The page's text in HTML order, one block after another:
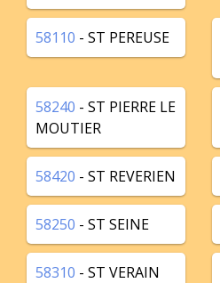
58110 - ST PEREUSE
58240 - ST PIERRE LE
MOUTIER
58420 - ST REVERIEN
58250 - ST SEINE
58310 - ST VERAIN